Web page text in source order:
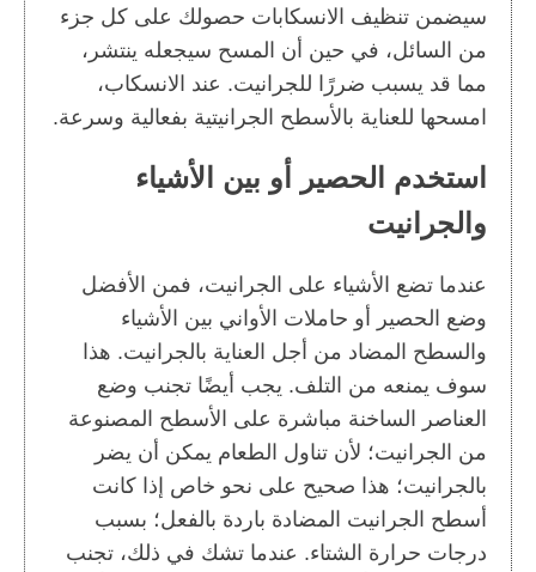
سيضمن تنظيف الانسكابات حصولك على كل جزء
من السائل، في حين أن المسح سيجعله ينتشر،
مما قد يسبب ضررًا للجرانيت. عند الانسكاب،
امسحها للعناية بالأسطح الجرانيتية بفعالية وسرعة.
استخدم الحصير أو بين الأشياء
والجرانيت
عندما تضع الأشياء على الجرانيت، فمن الأفضل
وضع الحصير أو حاملات الأواني بين الأشياء
والسطح المضاد من أجل العناية بالجرانيت. هذا
سوف يمنعه من التلف. يجب أيضًا تجنب وضع
العناصر الساخنة مباشرة على الأسطح المصنوعة
من الجرانيت؛ لأن تناول الطعام يمكن أن يضر
بالجرانيت؛ هذا صحيح على نحو خاص إذا كانت
أسطح الجرانيت المضادة باردة بالفعل؛ بسبب
درجات حرارة الشتاء. عندما تشك في ذلك، تجنب